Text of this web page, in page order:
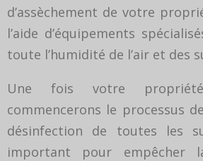
d’assèchement de votre
l’aide d’équipements
toute l’humidité de l’air et des
Une fois votre
commencerons le processus
désinfection de toutes les
important pour empêcher